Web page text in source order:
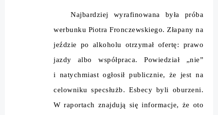
Najbardziej wyrafinowana była próba
werbunku Piotra Fronczewskiego. Złapany na
jeździe po alkoholu otrzymał ofertę: prawo
jazdy albo współpraca. Powiedział „nie”
i natychmiast ogłosił publicznie, że jest na
celowniku specsłużb. Esbecy byli oburzeni.
W raportach znajdują się informacje, że oto